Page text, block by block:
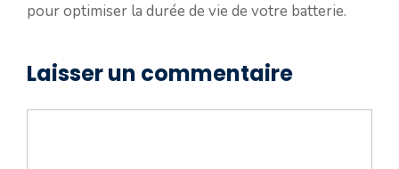
pour optimiser la durée de vie de votre batterie.
Laisser un commentaire